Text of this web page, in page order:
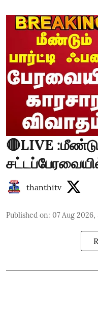
🔴LIVE
thanthitv
Published on: 07 Aug 2026,